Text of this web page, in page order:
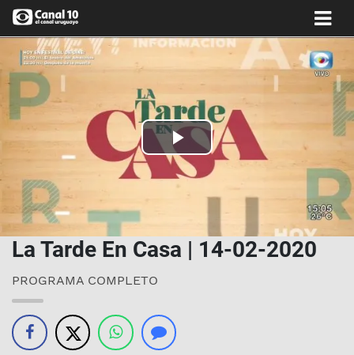
Play
Video
La Tarde En Casa | 14-02-2020
PROGRAMA COMPLETO